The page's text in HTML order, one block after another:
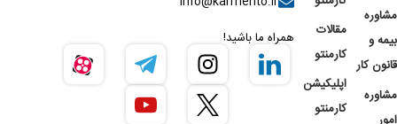
مشاوره
بیمه و
قانون کار
مشاوره
مقالات
کارمنتو
اپلیکیشن
کارمنتو
همراه ما باشید!